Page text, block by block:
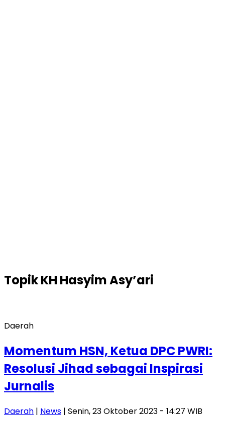
TopikKH Hasyim Asy’ari
Daerah
Momentum HSN, Ketua DPC PWRI:
Resolusi Jihad sebagai Inspirasi
Jurnalis
Daerah | News | Senin, 23 Oktober 2023 - 14:27 WIB